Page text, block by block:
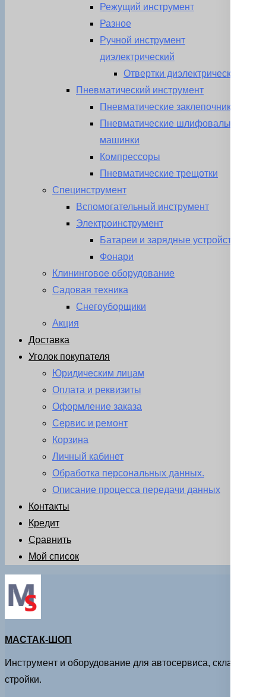
Режущий инструмент
Разное
Ручной инструмент
диэлектрический
Отвертки диэлектрические
Пневматический инструмент
Пневматические заклепочники
Пневматические шлифовальные
машинки
Компрессоры
Пневматические трещотки
Специнструмент
Вспомогательный инструмент
Электроинструмент
Батареи и зарядные устройства
Фонари
Клининговое оборудование
Садовая техника
Снегоуборщики
Акция
Доставка
Уголок покупателя
Юридическим лицам
Оплата и реквизиты
Оформление заказа
Сервис и ремонт
Корзина
Личный кабинет
Обработка персональных данных.
Описание процесса передачи данных
Контакты
Кредит
Сравнить
Мой список
МАСТАК-ШОП
Инструмент и оборудование для автосервиса, склада и
стройки.